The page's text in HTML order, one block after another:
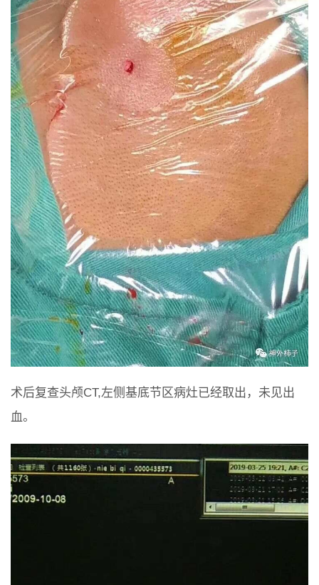
术后复查头颅CT,左侧基底节区病灶已经取出，未见出
血。